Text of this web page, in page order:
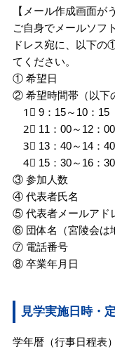
【メール作成画面が
ご自身でメールソフ
ドレス宛に、以下
てください。
① 希望日
② 希望時間帯（以
1⃣ 9：15～10：15
2⃣ 11：00～12：
3⃣ 13：40～14：
4⃣ 15：30～16：30
③ 参加人数
④ 代表者氏名
⑤ 代表者メールアド
⑥ 団体名（宮陵会は
⑦ 電話番号
⑧ 卒業年月日
見学実施日時・
学年暦（行事日程表